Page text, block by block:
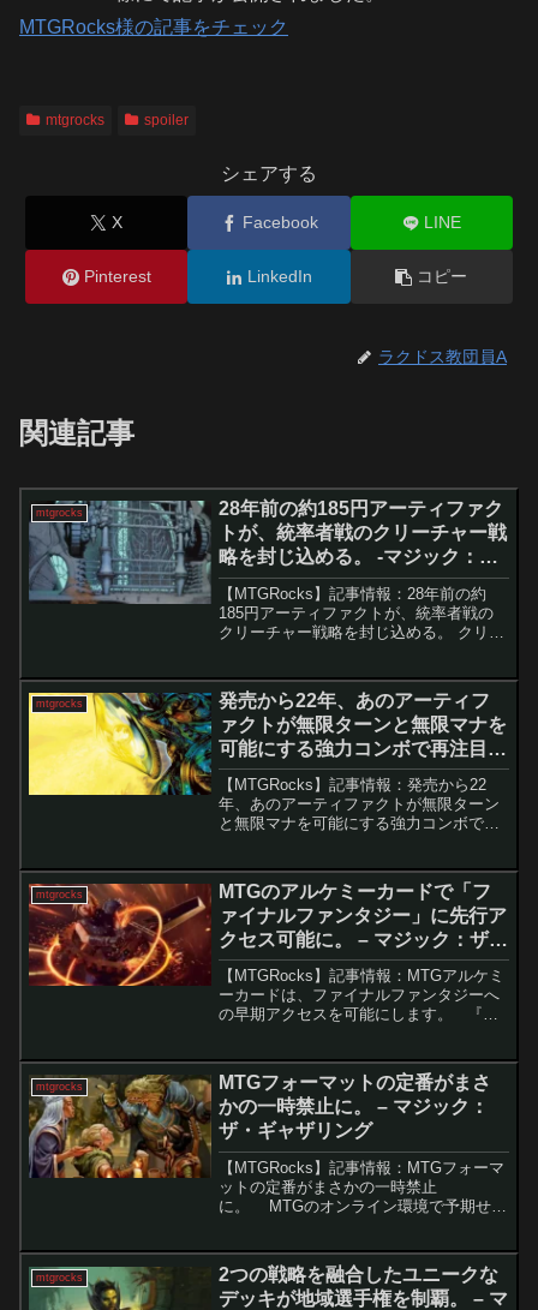
MTGRocks様の記事をチェック
mtgrocks spoiler
シェアする
X Facebook LINE
Pinterest LinkedIn コピー
ラクドス教団員A
関連記事
mtgrocks
28年前の約185円アーティファク
トが、統率者戦のクリーチャー戦
略を封じ込める。 -マジック：
ザ・ギャザリング
【MTGRocks】記事情報：28年前の約
185円アーティファクトが、統率者戦の
クリーチャー戦略を封じ込める。 クリー
その中で、『ストロングホールド』
（1998年）に収...
mtgrocks
発売から22年、あのアーティフ
ァクトが無限ターンと無限マナを
可能にする強力コンボで再注目。
– マジック：ザ・ギャザリング
【MTGRocks】記事情報：発売から22
年、あのアーティファクトが無限ターン
と無限マナを可能にする強力コンボで再
れていたアーティファクトの1枚です。設
置から効果...
mtgrocks
MTGのアルケミーカードで「フ
ァイナルファンタジー」に先行ア
クセス可能に。 – マジック：ザ・
ギャザリング
【MTGRocks】記事情報：MTGアルケミ
ーカードは、ファイナルファンタジーへ
の早期アクセスを可能にします。 『マ
リース前ながら、一部プレイヤーはMTG
アリーナで...
mtgrocks
MTGフォーマットの定番がまさ
かの一時禁止に。 – マジック：
ザ・ギャザリング
【MTGRocks】記事情報：MTGフォーマ
ットの定番がまさかの一時禁止
に。 MTGのオンライン環境で予期せぬ
響で決定されますが、「君たちは酒場で
出会った」はカー...
mtgrocks
2つの戦略を融合したユニークな
デッキが地域選手権を制覇。 – マ